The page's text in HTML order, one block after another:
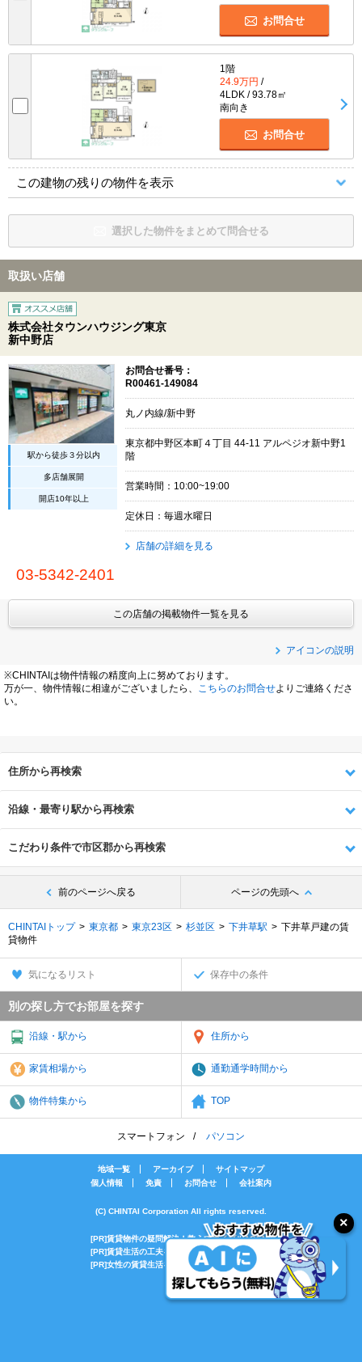
お問合せ
1階
24.9万円 /
4LDK / 93.78㎡
南向き
お問合せ
この建物の残りの物件を表示
選択した物件をまとめて問合せる
取扱い店舗
株式会社タウンハウジング東京
新中野店
駅から徒歩３分以内
多店舗展開
開店10年以上
お問合せ番号：
R00461-149084
丸ノ内線/新中野
東京都中野区本町４丁目 44-11 アルペジオ新中野1
階
営業時間：10:00~19:00
定休日：毎週水曜日
店舗の詳細を見る
03-5342-2401
この店舗の掲載物件一覧を見る
アイコンの説明
※CHINTAIは物件情報の精度向上に努めております。
万が一、物件情報に相違がございましたら、
こちらのお問合せよりご連絡くださ
い。
住所から再検索
沿線・最寄り駅から再検索
こだわり条件で市区郡から再検索
前のページへ戻る ページの先頭へ
CHINTAIトップ 東京都 東京23区 杉並区 下井草駅
下井草戸建の賃
貸物件
気になるリスト 保存中の条件
別の探し方でお部屋を探す
沿線・駅から 住所から
家賃相場から 通勤通学時間から
物件特集から TOP
スマートフォン パソコン
地域一覧 アーカイブ
サイトマップ
個人情報
免責 お問合せ 会社案内
(C) CHINTAI Corporation All rights reserved.
[PR]賃貸物件の疑問解決！教えてエイブルAGENT
[PR]賃貸生活の工夫を紹介！CHINTAI情報局
[PR]女性の賃貸生活を応援！Woman.CHINTAI